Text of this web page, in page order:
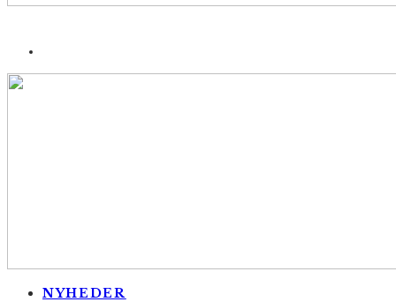
NYHEDER